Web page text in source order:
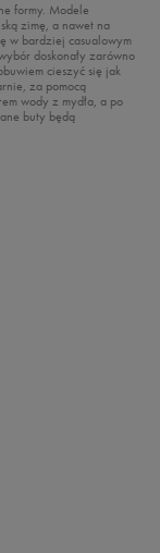
formy. Modele
zimę, a nawet na
w bardziej casualowym
doskonały zarówno
cieszyć się jak
za pomocą
wody z mydła, a po
buty będą